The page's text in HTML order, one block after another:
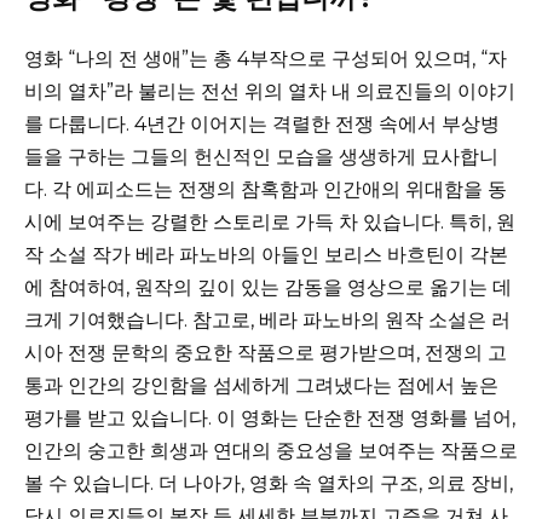
영화 “나의 전 생애”는 총 4부작으로 구성되어 있으며, “자
비의 열차”라 불리는 전선 위의 열차 내 의료진들의 이야기
를 다룹니다. 4년간 이어지는 격렬한 전쟁 속에서 부상병
들을 구하는 그들의 헌신적인 모습을 생생하게 묘사합니
다. 각 에피소드는 전쟁의 참혹함과 인간애의 위대함을 동
시에 보여주는 강렬한 스토리로 가득 차 있습니다. 특히, 원
작 소설 작가 베라 파노바의 아들인 보리스 바흐틴이 각본
에 참여하여, 원작의 깊이 있는 감동을 영상으로 옮기는 데
크게 기여했습니다. 참고로, 베라 파노바의 원작 소설은 러
시아 전쟁 문학의 중요한 작품으로 평가받으며, 전쟁의 고
통과 인간의 강인함을 섬세하게 그려냈다는 점에서 높은
평가를 받고 있습니다. 이 영화는 단순한 전쟁 영화를 넘어,
인간의 숭고한 희생과 연대의 중요성을 보여주는 작품으로
볼 수 있습니다. 더 나아가, 영화 속 열차의 구조, 의료 장비,